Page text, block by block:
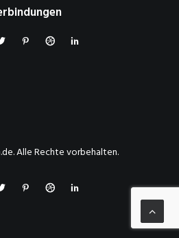
Alle Rechte vorbehalten.